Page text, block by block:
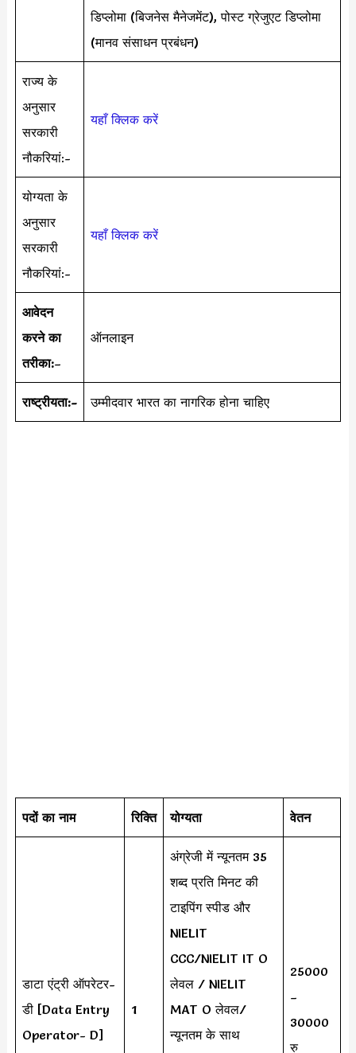
डिप्लोमा (बिजनेस मैनेजमेंट), पोस्ट ग्रेजुएट डिप्लोमा
(मानव संसाधन प्रबंधन)
राज्य के
अनुसार
सरकारी
नौकरियां:-
यहाँ क्लिक करें
योग्यता के
अनुसार
सरकारी
नौकरियां:-
यहाँ क्लिक करें
आवेदन
करने का
तरीका:–
ऑनलाइन
राष्ट्रीयता:- उम्मीदवार भारत का नागरिक होना चाहिए
पदों का नाम रिक्ति योग्यता वेतन
डाटा एंट्री ऑपरेटर-
डी [Data Entry
Operator- D]
1
अंग्रेजी में न्यूनतम 35
शब्द प्रति मिनट की
टाइपिंग स्पीड और
NIELIT
CCC/NIELIT IT O
लेवल / NIELIT
MAT O लेवल/
न्यूनतम के साथ
25000
–
30000
रु